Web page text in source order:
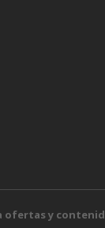
ofertas y